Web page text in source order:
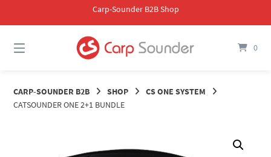
Carp-Sounder B2B Shop
0
CARP-SOUNDER B2B SHOP
CS ONE SYSTEM
CATSOUNDER ONE 2+1 BUNDLE